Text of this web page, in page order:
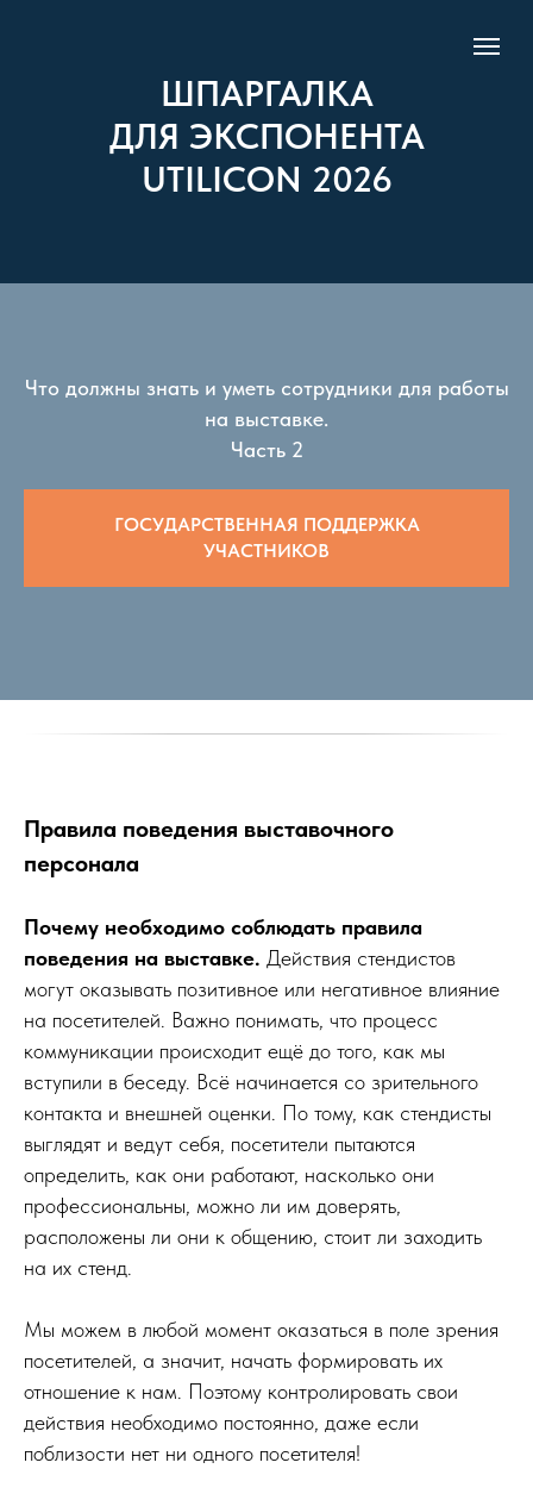
ШПАРГАЛКА
ДЛЯ ЭКСПОНЕНТА
UTILICON 2026
Что должны знать и уметь сотрудники для работы
на выставке.
Часть 2
ГОСУДАРСТВЕННАЯ ПОДДЕРЖКА
УЧАСТНИКОВ
Правила поведения выставочного
персонала
Почему необходимо соблюдать правила
поведения на выставке. Действия стендистов
могут оказывать позитивное или негативное влияние
на посетителей. Важно понимать, что процесс
коммуникации происходит ещё до того, как мы
вступили в беседу. Всё начинается со зрительного
контакта и внешней оценки. По тому, как стендисты
выглядят и ведут себя, посетители пытаются
определить, как они работают, насколько они
профессиональны, можно ли им доверять,
расположены ли они к общению, стоит ли заходить
на их стенд.
Мы можем в любой момент оказаться в поле зрения
посетителей, а значит, начать формировать их
отношение к нам. Поэтому контролировать свои
действия необходимо постоянно, даже если
поблизости нет ни одного посетителя!